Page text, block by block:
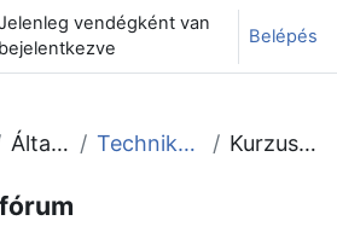
adatok váltása
vendégként van
bejelentkezve
Belépés
Általános Technikai fórum Kurzusaim lista